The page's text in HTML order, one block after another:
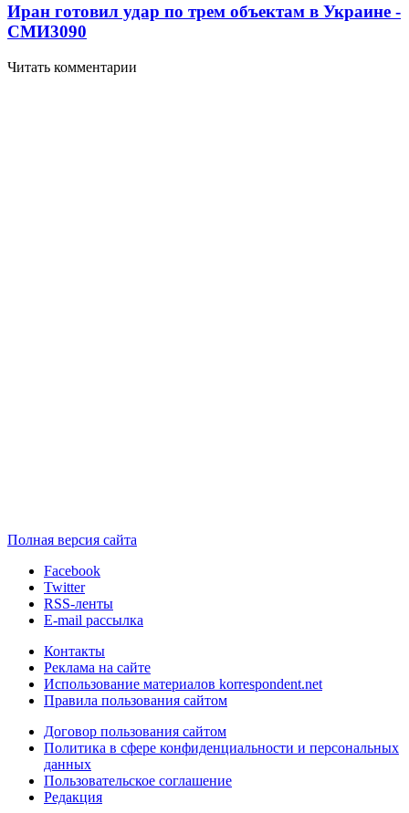
Иран готовил удар по трем объектам в Украине -
СМИ3090
Читать комментарии
Полная версия сайта
Facebook
Twitter
RSS-ленты
E-mail рассылка
Контакты
Реклама на сайте
Использование материалов korrespondent.net
Правила пользования сайтом
Договор пользования сайтом
Политика в сфере конфиденциальности и персональных
данных
Пользовательское соглашение
Редакция